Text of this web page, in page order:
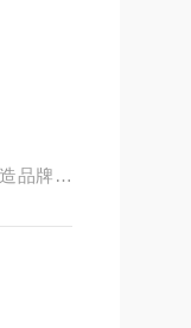
品牌，